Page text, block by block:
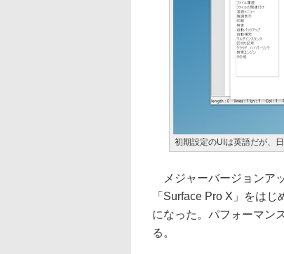
初期設定のUIは英語だが、
メジャーバージョンア
「Surface Pro X」をは
になった。パフォーマン
る。